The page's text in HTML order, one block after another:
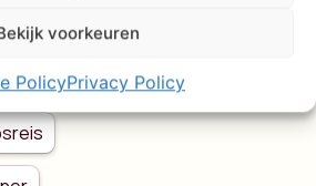
voorkeuren
PolicyPrivacy Policy